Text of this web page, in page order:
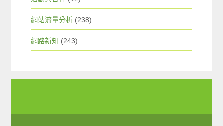
網站流量分析 (238)
網路新知 (243)